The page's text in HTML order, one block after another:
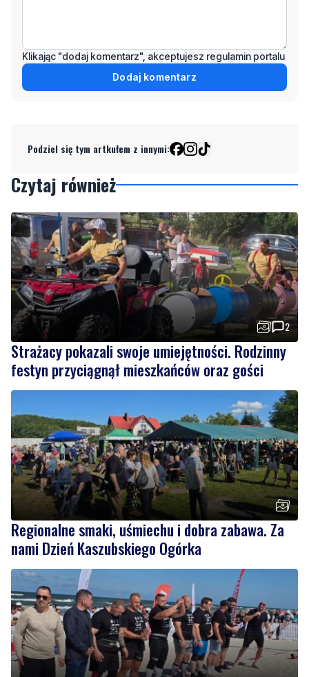
Klikając "dodaj komentarz", akceptujesz regulamin portalu
Dodaj komentarz
Podziel się tym artkułem z innymi:
Czytaj również
2
Strażacy pokazali swoje umiejętności. Rodzinny
festyn przyciągnął mieszkańców oraz gości
Regionalne smaki, uśmiechu i dobra zabawa. Za
nami Dzień Kaszubskiego Ogórka